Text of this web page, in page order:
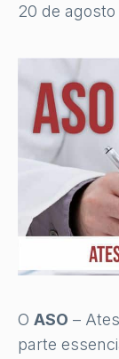
20 de agosto
O ASO –
parte